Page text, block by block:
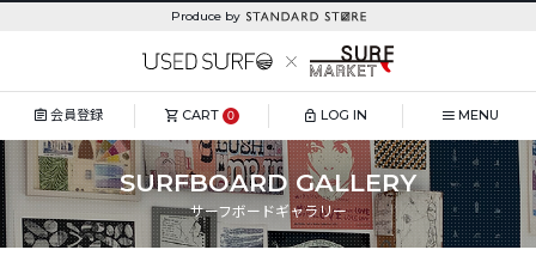
Produce by
会員登録 CART 0 LOG IN MENU
SURFBOARD GALLERY
サーフボードギャラリー